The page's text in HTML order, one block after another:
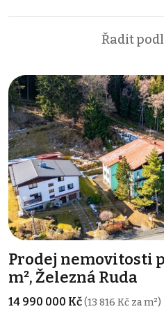
Řadit
Prodej nemovitosti
m², Železná Ruda
14 990 000 Kč(13 816 Kč za m²)